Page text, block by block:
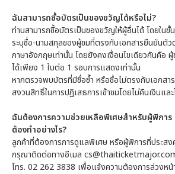
ฉันสามารถซื้อบัตรเป็นของขวัญได้หรือไม่?
ท่านสามารถซื้อบัตรเป็นของขวัญให้ผู้อื่นได้ โดยใน
ระบุชื่อ-นามสกุลของผู้ชมที่ตรงกับเอกสารยืนยันตั
ภาษาอังกฤษเท่านั้น โดยยังคงเงื่อนไขเดียวกันคือ
ได้เพียง 1 ใบต่อ 1 รอบการแสดงเท่านั้น
หากตรวจพบบัตรที่มีชื่อซ้ำ หรือชื่อไม่ตรงกับเอกส
สงวนสิทธิ์ในการปฏิเสธการเข้าชมโดยไม่คืนเงินแล
ฉันต้องการความช่วยเหลือพิเศษสำหรับผู้พิการ
ต้องทำอย่างไร?
ลูกค้าที่ต้องการการดูแลพิเศษ หรือผู้พิการที่ประสง
กรุณาติดต่อทางอีเมล
โทร. 02 262 3838 เพื่อแจ้งความต้องการล่วงหน้